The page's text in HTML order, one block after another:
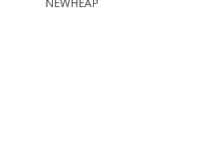
NEWHEAP